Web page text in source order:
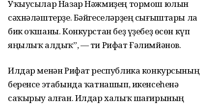
Уҡыусылар Назар Нәжмиҙең тормош юлын
сәхнәләштерҙе. Бәйгеселәрҙең сығыштары ла
бик оҡшаны. Конкурстан беҙ үҙебеҙ өсөн күп
яңылыҡ алдыҡ”, — ти Рифат Ғәлимйәнов.
Илдар менән Рифат республика конкурсының
беренсе этабында ҡатнашып, икенсеһенә
саҡырыу алған. Илдар халыҡ шағирының